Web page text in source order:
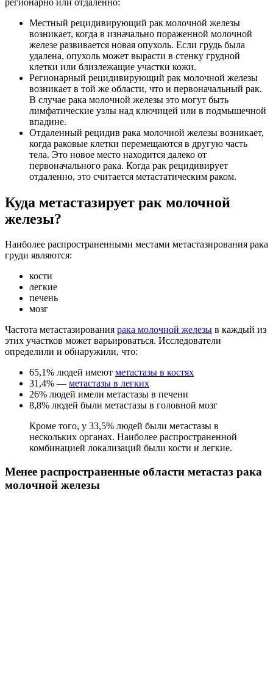
Местный рецидивирующий рак молочной железы
возникает, когда в изначально пораженной молочной
железе развивается новая опухоль. Если грудь была
удалена, опухоль может вырасти в стенку грудной
клетки или близлежащие участки кожи.
Регионарный рецидивирующий рак молочной железы
возникает в той же области, что и первоначальный рак.
В случае рака молочной железы это могут быть
лимфатические узлы над ключицей или в подмышечной
впадине.
Отдаленный рецидив рака молочной железы возникает,
когда раковые клетки перемещаются в другую часть
тела. Это новое место находится далеко от
первоначального рака. Когда рак рецидивирует
отдаленно, это считается метастатическим раком.
Куда метастазирует рак молочной
железы?
Наиболее распространенными местами метастазирования рака
груди являются:
кости
легкие
печень
мозг
Частота метастазирования рака молочной железы в каждый из
этих участков может варьироваться. Исследователи
определили и обнаружили, что:
65,1% людей имеют метастазы в костях
31,4% — метастазы в легких
26% людей имели метастазы в печени
8,8% людей были метастазы в головной мозг
Кроме того, у 33,5% людей были метастазы в
нескольких органах. Наиболее распространенной
комбинацией локализаций были кости и легкие.
Менее распространенные области метастаз рака
молочной железы